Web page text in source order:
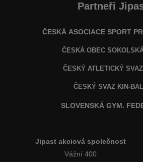
Partneři
ČESKÁ ASOCIACE SPORT
ČESKÁ OBEC
ČESKÝ ATLETICKÝ
ČESKÝ SVAZ KIN-
SLOVENSKÁ GYM.
Jipast akciová společnost
Vážní 400